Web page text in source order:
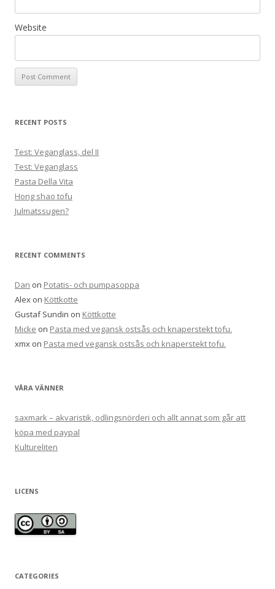
Website
RECENT POSTS
Test: Veganglass, del II
Test: Veganglass
Pasta Della Vita
Hong shao tofu
Julmatssugen?
RECENT COMMENTS
Dan on Potatis- och pumpasoppa
Alex on Köttkotte
Gustaf Sundin on Köttkotte
Micke on Pasta med vegansk ostsås och knaperstekt tofu.
xmx on Pasta med vegansk ostsås och knaperstekt tofu.
VÅRA VÄNNER
saxmark – akvaristik, odlingsnörderi och allt annat som går att
köpa med paypal
Kultureliten
LICENS
CATEGORIES